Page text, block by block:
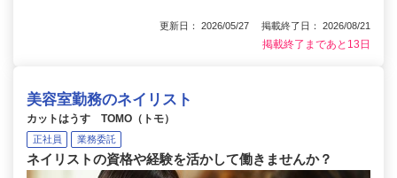
更新日： 2026/05/27 掲載終了日： 2026/08/21
掲載終了まであと13日
美容室勤務のネイリスト
カットはうす TOMO（トモ）
正社員 業務委託
ネイリストの資格や経験を活かして働きませんか？